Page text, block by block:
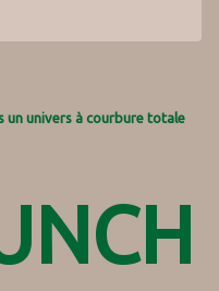
un univers à courbure totale